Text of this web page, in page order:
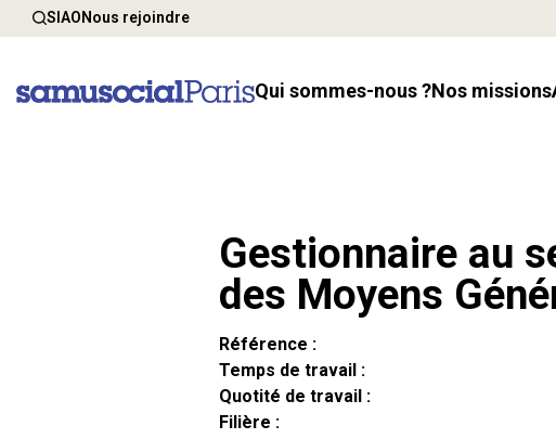
SIAONous rejoindre
Qui sommes-nous ? Nos missions
Gestionnaire au
des Moyens
Référence :
Temps de travail :
Quotité de travail :
Filière :